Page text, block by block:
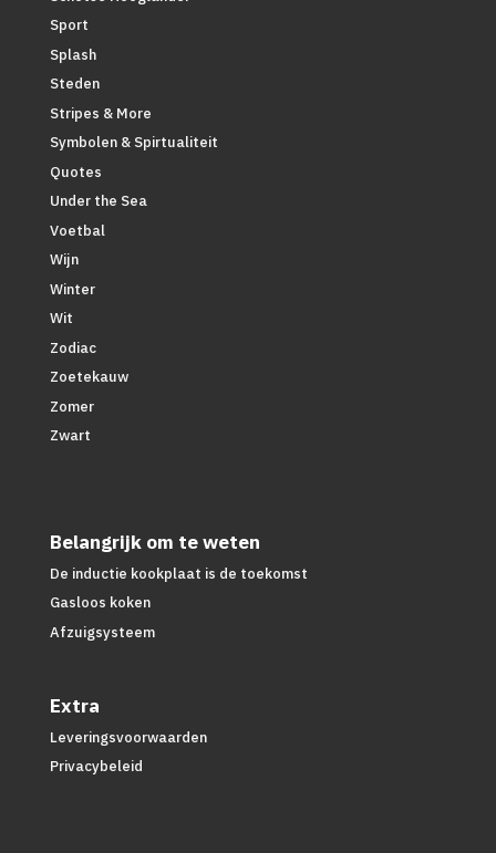
Sport
Splash
Steden
Stripes & More
Symbolen & Spirtualiteit
Quotes
Under the Sea
Voetbal
Wijn
Winter
Wit
Zodiac
Zoetekauw
Zomer
Zwart
Belangrijk om te weten
De inductie kookplaat is de toekomst
Gasloos koken
Afzuigsysteem
Extra
Leveringsvoorwaarden
Privacybeleid